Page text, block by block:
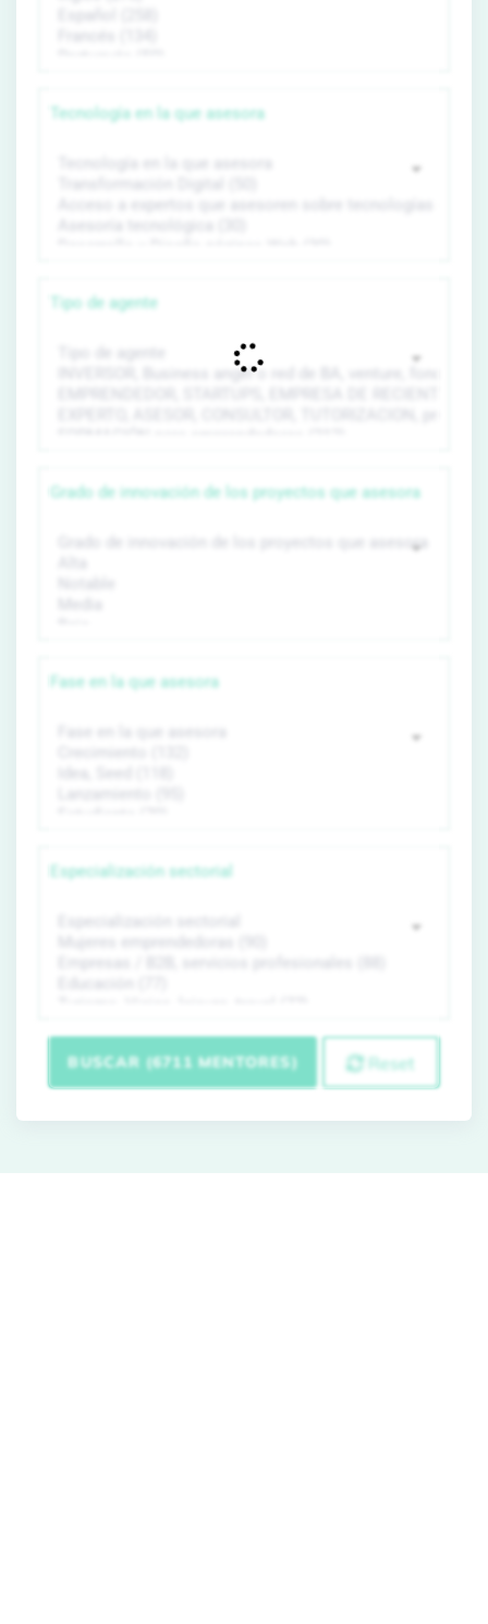
Tecnología en la que asesora
Tipo de agente
Grado de innovación de los proyectos que asesora
Fase en la que asesora
Especialización sectorial
BUSCAR (6711 MENTORES) Reset